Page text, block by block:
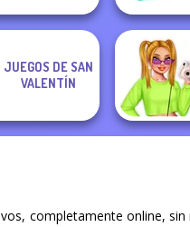
JUEGOS DE SAN
VALENTÍN
completamente online,